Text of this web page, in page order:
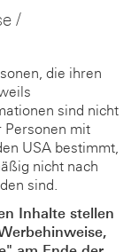
/
die ihren
sind nicht
Personen mit
USA bestimmt,
nicht nach
sind.
Inhalte stellen